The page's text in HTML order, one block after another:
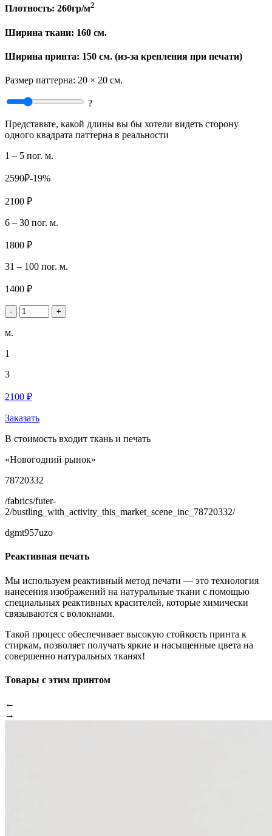
Плотность: 260гр/м2
Ширина ткани: 160 см.
Ширина принта: 150 см. (из-за крепления при печати)
Размер паттерна: 20 × 20 см.
?
Представьте, какой длины вы бы хотели видеть сторону
одного квадрата паттерна в реальности
1 – 5 пог. м.
2590₽-19%
2100 ₽
6 – 30 пог. м.
1800 ₽
31 – 100 пог. м.
1400 ₽
- +
м.
1
3
2100 ₽
Заказать
В стоимость входит ткань и печать
«Новогодний рынок»
78720332
/fabrics/futer-
2/bustling_with_activity_this_market_scene_inc_78720332/
dgmt957uzo
Реактивная печать
Мы используем реактивный метод печати — это технология
нанесения изображений на натуральные ткани с помощью
специальных реактивных красителей, которые химически
связываются с волокнами.
Такой процесс обеспечивает высокую стойкость принта к
стиркам, позволяет получать яркие и насыщенные цвета на
совершенно натуральных тканях!
Товары с этим принтом
←
→